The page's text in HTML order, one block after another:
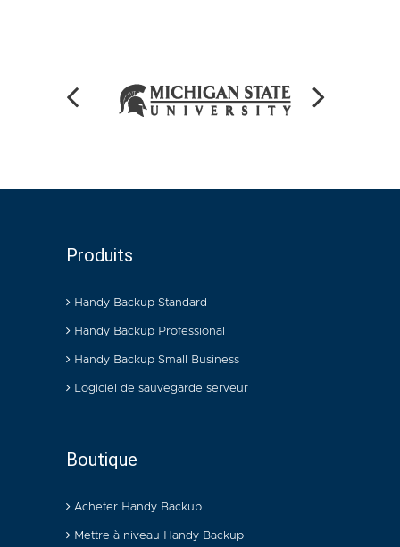
Produits
Handy Backup Standard
Handy Backup Professional
Handy Backup Small Business
Logiciel de sauvegarde serveur
Boutique
Acheter Handy Backup
Mettre à niveau Handy Backup